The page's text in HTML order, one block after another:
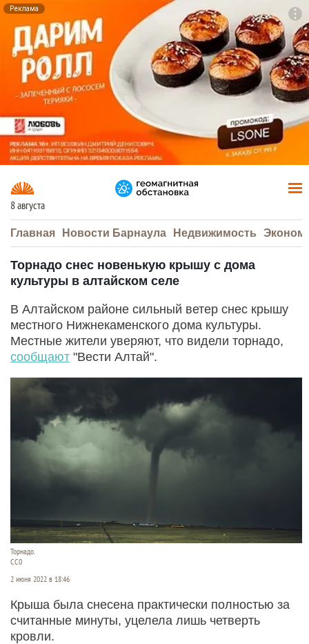
Реклама
8 августа
Главная Новости Барнаула Недвижимость
Торнадо снес новенькую крышу с дома
культуры в алтайском селе
В Алтайском районе сильный ветер снес крышу
местного Нижнекаменского дома культуры.
Местные жители уверяют, что видели торнадо,
сообщают "Вести Алтай".
Торнадо.
CC0
2 июня 2022 в 18:46
Крыша была снесена практически полностью за
считанные минуты, уцелела лишь четверть
кровли.